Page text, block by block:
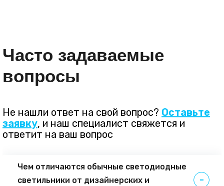
Часто задаваемые
вопросы
Не нашли ответ на свой вопрос? Оставьте
заявку, и наш специалист свяжется и
ответит на ваш вопрос
Чем отличаются обычные светодиодные
светильники от дизайнерских и